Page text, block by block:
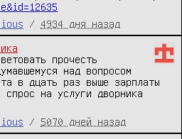
/ 4934 дня назад
прочесть
над вопросом
в дцать раз выше зарплаты
на услуги дворника
/ 5070 дней назад